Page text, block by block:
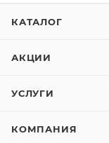
КАТАЛОГ
АКЦИИ
УСЛУГИ
КОМПАНИЯ